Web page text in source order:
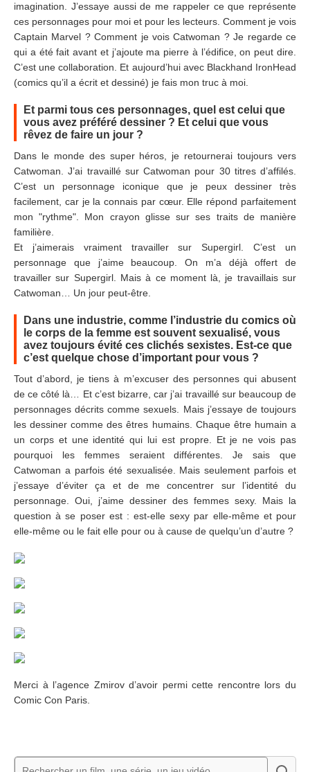
imagination. J’essaye aussi de me rappeler ce que représente
ces personnages pour moi et pour les lecteurs. Comment je vois
Captain Marvel ? Comment je vois Catwoman ? Je regarde ce
qui a été fait avant et j’ajoute ma pierre à l’édifice, on peut dire.
C’est une collaboration. Et aujourd’hui avec Blackhand IronHead
(comics qu’il a écrit et dessiné) je fais mon truc à moi.
Et parmi tous ces personnages, quel est celui que
vous avez préféré dessiner ? Et celui que vous
rêvez de faire un jour ?
Dans le monde des super héros, je retournerai toujours vers
Catwoman. J’ai travaillé sur Catwoman pour 30 titres d’affilés.
C’est un personnage iconique que je peux dessiner très
facilement, car je la connais par cœur. Elle répond parfaitement
mon "rythme". Mon crayon glisse sur ses traits de manière
familière.
Et j’aimerais vraiment travailler sur Supergirl. C’est un
personnage que j’aime beaucoup. On m’a déjà offert de
travailler sur Supergirl. Mais à ce moment là, je travaillais sur
Catwoman… Un jour peut-être.
Dans une industrie, comme l’industrie du comics où
le corps de la femme est souvent sexualisé, vous
avez toujours évité ces clichés sexistes. Est-ce que
c’est quelque chose d’important pour vous ?
Tout d’abord, je tiens à m’excuser des personnes qui abusent
de ce côté là… Et c’est bizarre, car j’ai travaillé sur beaucoup de
personnages décrits comme sexuels. Mais j’essaye de toujours
les dessiner comme des êtres humains. Chaque être humain a
un corps et une identité qui lui est propre. Et je ne vois pas
pourquoi les femmes seraient différentes. Je sais que
Catwoman a parfois été sexualisée. Mais seulement parfois et
j’essaye d’éviter ça et de me concentrer sur l’identité du
personnage. Oui, j’aime dessiner des femmes sexy. Mais la
question à se poser est : est-elle sexy par elle-même et pour
elle-même ou le fait elle pour ou à cause de quelqu’un d’autre ?
Merci à l’agence Zmirov d’avoir permi cette rencontre lors du
Comic Con Paris.